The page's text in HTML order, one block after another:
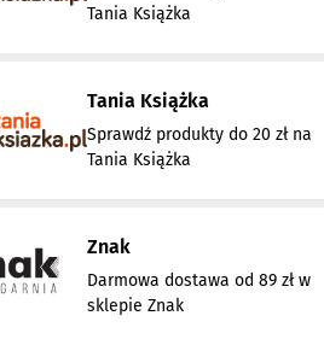
Tania Książka
Tania Książka
Sprawdź produkty do 20 zł na
Tania Książka
Znak
Darmowa dostawa od 89 zł w
sklepie Znak